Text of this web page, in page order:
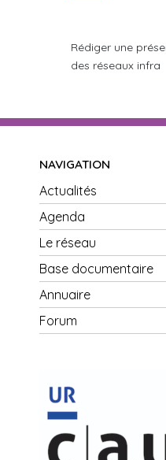
Rédiger une
des réseaux infra
NAVIGATION
Actualités
Agenda
Le réseau
Base documentaire
Annuaire
Forum